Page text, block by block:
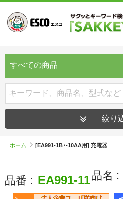
すべての商品
絞り
ホーム [EA991-1B･-10AA用] 充電器
品番 : EA991-11品名 :